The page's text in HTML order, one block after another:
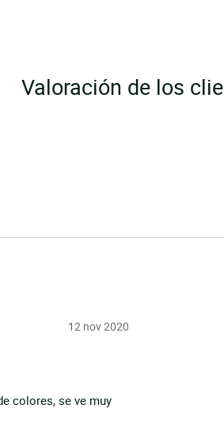
Valoración de los
12 nov 2020
colores, se ve muy